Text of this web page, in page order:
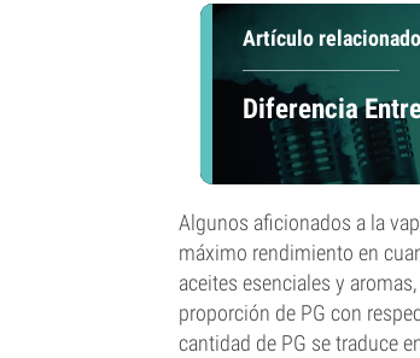
Artículo relacionado
Diferencia
Algunos aficionados a la
máximo rendimiento en
aceites esenciales y
proporción de PG con
cantidad de PG se traduce